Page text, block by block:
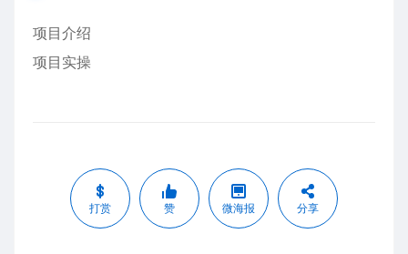
项目介绍
项目实操
打赏 赞 微海报 分享